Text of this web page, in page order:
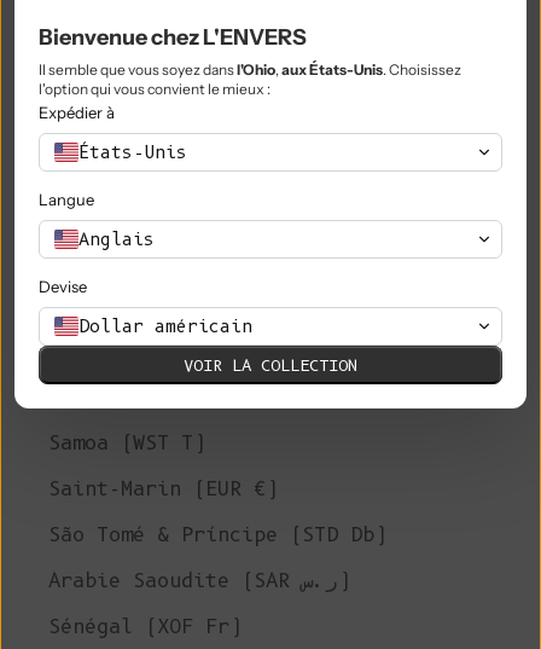
Philippines (PHP ₱)
Îles Pitcairn (NZD $)
Pologne (PLN zł)
Portugal (EUR €)
Réunion (EUR €)
Roumanie (RON Lei)
Russie (EUR €)
Samoa (WST T)
Saint-Marin (EUR €)
São Tomé & Príncipe (STD Db)
Arabie Saoudite (SAR ر.س)
Sénégal (XOF Fr)
Bienvenue chez L'ENVERS
Il semble que vous soyez dansl'Ohio, aux États-Unis. Choisissez
l'option qui vous convient le mieux :
Expédier à
États-Unis
Langue
Anglais
Devise
Dollar américain
VOIR LA COLLECTION